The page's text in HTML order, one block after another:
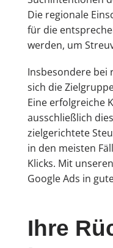
Die regionale
für die
werden, um
Insbesondere bei
sich die
Eine erfolgreiche
ausschließlich
zielgerichtete
in den meisten
Klicks. Mit
Google Ads in
Ihre